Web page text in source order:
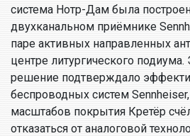
система Нотр-Дам была
двухканальном приёмнике
паре активных направленных
центре литургического
решение подтверждало
беспроводных систем
масштабов покрытия Кретёр
отказаться от аналоговой